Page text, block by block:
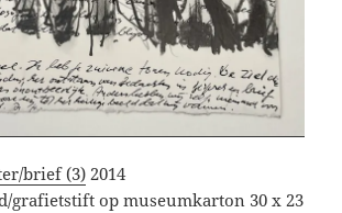
brief (3) 2014
grafietstift op museumkarton 30 x 23